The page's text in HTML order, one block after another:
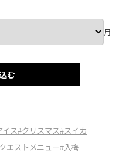
月
む
イス#クリスマス#スイカ
エストメニュー#入梅